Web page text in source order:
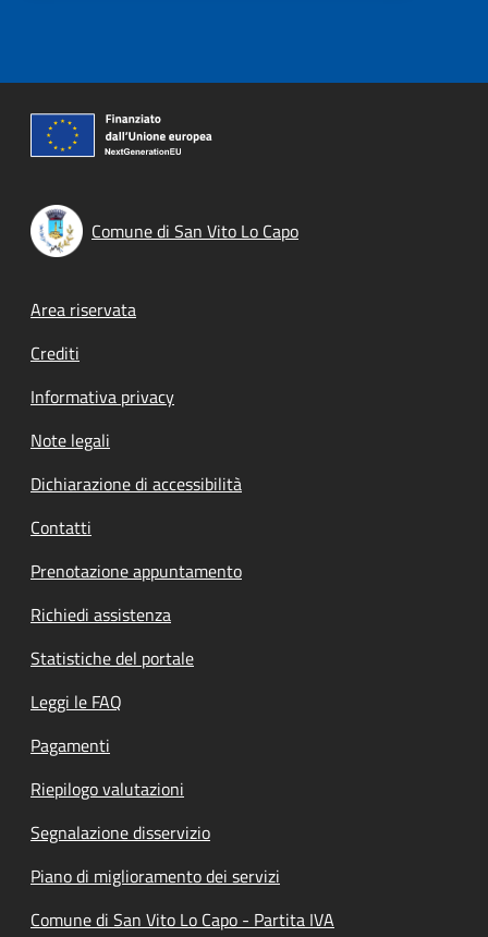
Comune di San Vito Lo Capo
Footer menu
Area riservata
Crediti
Informativa privacy
Note legali
Dichiarazione di accessibilità
Contatti
Prenotazione appuntamento
Richiedi assistenza
Statistiche del portale
Leggi le FAQ
Pagamenti
Riepilogo valutazioni
Segnalazione disservizio
Piano di miglioramento dei servizi
Comune di San Vito Lo Capo - Partita IVA